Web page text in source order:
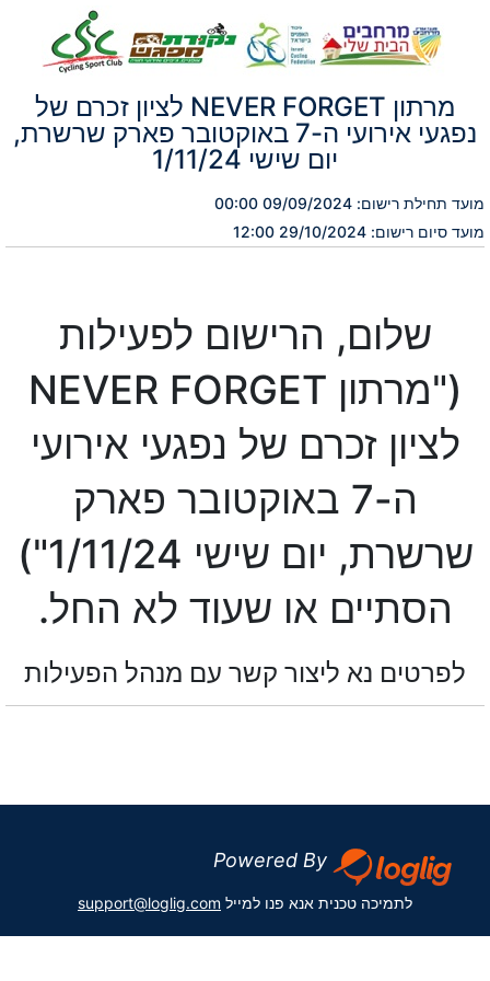
מרתון NEVER FORGET לציון זכרם של
נפגעי אירועי ה-7 באוקטובר פארק שרשרת,
יום שישי 1/11/24
מועד תחילת רישום: 09/09/2024 00:00
מועד סיום רישום: 29/10/2024 12:00
שלום, הרישום לפעילות
("מרתון NEVER FORGET
לציון זכרם של נפגעי אירועי
ה-7 באוקטובר פארק
שרשרת, יום שישי 1/11/24")
הסתיים או שעוד לא החל.
לפרטים נא ליצור קשר עם מנהל הפעילות
Powered By
לתמיכה טכנית אנא פנו למייל support@loglig.com